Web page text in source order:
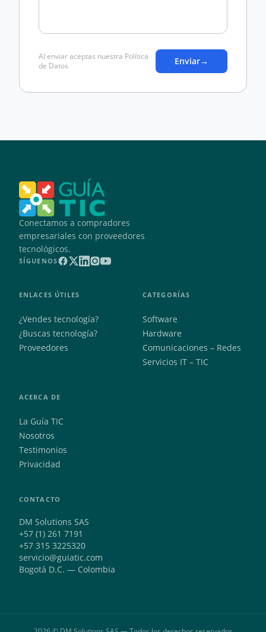
Al enviar aceptas nuestra Política
de Datos
Enviar→
Conectamos a compradores
empresariales con proveedores
tecnológicos.
SÍGUENOS
ENLACES ÚTILES
¿Vendes tecnología?
¿Buscas tecnología?
Proveedores
CATEGORÍAS
Software
Hardware
Comunicaciones – Redes
Servicios IT – TIC
ACERCA DE
La Guía TIC
Nosotros
Testimonios
Privacidad
CONTACTO
DM Solutions SAS
+57 (1) 261 7191
+57 315 3225320
servicio@guiatic.com
Bogotá D.C. — Colombia